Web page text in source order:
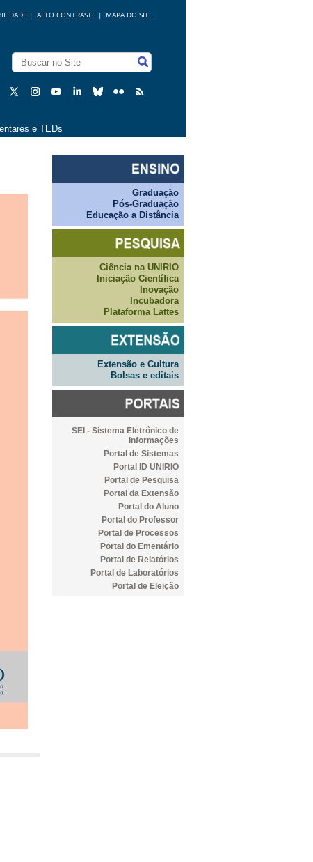
MAPA DO SITE
ALTO CONTRASTE |
|
e TEDs
Graduação
Pós-Graduação
Educação a Distância
Ciência na UNIRIO
Iniciação Científica
Inovação
Incubadora
Plataforma Lattes
Extensão e Cultura
Bolsas e editais
SEI - Sistema Eletrônico de
Informações
Portal de Sistemas
Portal ID UNIRIO
Portal de Pesquisa
Portal da Extensão
Portal do Aluno
Portal do Professor
Portal de Processos
Portal do Ementário
Portal de Relatórios
Portal de Laboratórios
Portal de Eleição